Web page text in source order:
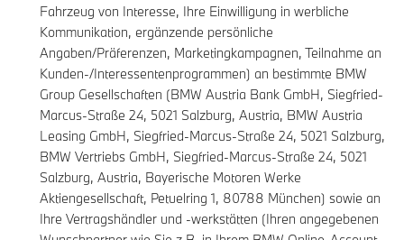
Fahrzeug von Interesse, Ihre Einwilligung in werbliche
Kommunikation, ergänzende persönliche
Angaben/Präferenzen, Marketingkampagnen, Teilnahme an
Kunden-/Interessentenprogrammen) an bestimmte BMW
Group Gesellschaften (BMW Austria Bank GmbH, Siegfried-
Marcus-Straße 24, 5021 Salzburg, Austria, BMW Austria
Leasing GmbH, Siegfried-Marcus-Straße 24, 5021 Salzburg,
BMW Vertriebs GmbH, Siegfried-Marcus-Straße 24, 5021
Salzburg, Austria, Bayerische Motoren Werke
Aktiengesellschaft, Petuelring 1, 80788 München) sowie an
Ihre Vertragshändler und -werkstätten (Ihren angegebenen